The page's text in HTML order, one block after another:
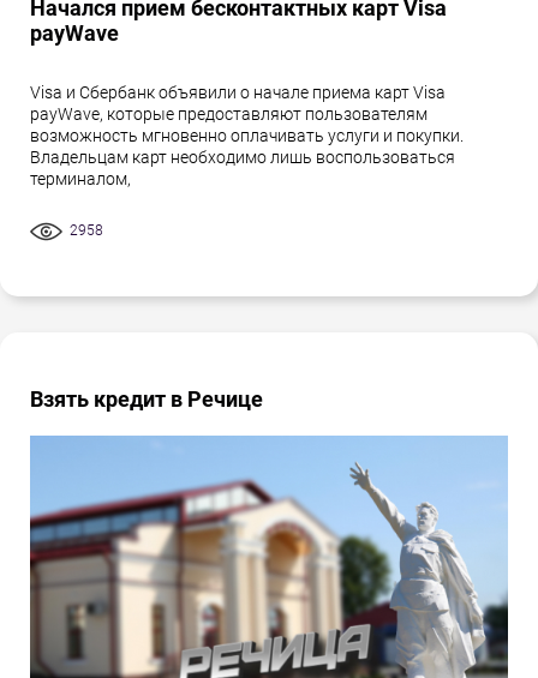
Начался прием бесконтактных карт Visa
payWave
Visa и Сбербанк объявили о начале приема карт Visa
payWave, которые предоставляют пользователям
возможность мгновенно оплачивать услуги и покупки.
Владельцам карт необходимо лишь воспользоваться
терминалом,
2958
Взять кредит в Речице